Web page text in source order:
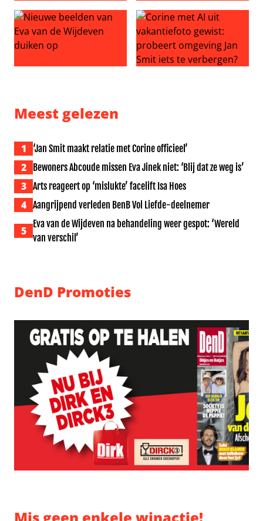
Ter Stegen naar Ajax: ‘Weer genieten na Barça-drama’
Schokkende beelden: man
Meest gelezen
1 ‘Jan Smit maakt relatie met Corine officieel’
2 Bewoners Abcoude missen Eva Jinek niet: ‘Blij dat ze weg is’
3 Arts reageert op ‘mislukte’ facelift Isa Hoes
4 Aangrijpend verleden BenB Vol Liefde-deelnemer
5
Eva van de Wijdeven na behandeling weer gespot: ‘Wereld
van verschil’
DenD Promoties